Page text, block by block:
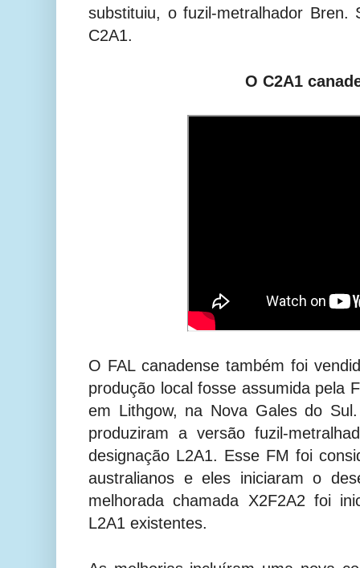
substituiu, o fuzil-metralhador Bren.
C2A1.
O C2A1
O FAL canadense também foi
produção local fosse assumida pela
em Lithgow, na Nova Gales do
produziram a versão fuzil-
designação L2A1. Esse FM foi
australianos e eles iniciaram o
melhorada chamada X2F2A2 foi
L2A1 existentes.